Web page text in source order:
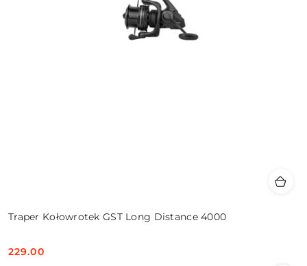
Traper Kołowrotek GST Long Distance 4000
Cena:
229.00